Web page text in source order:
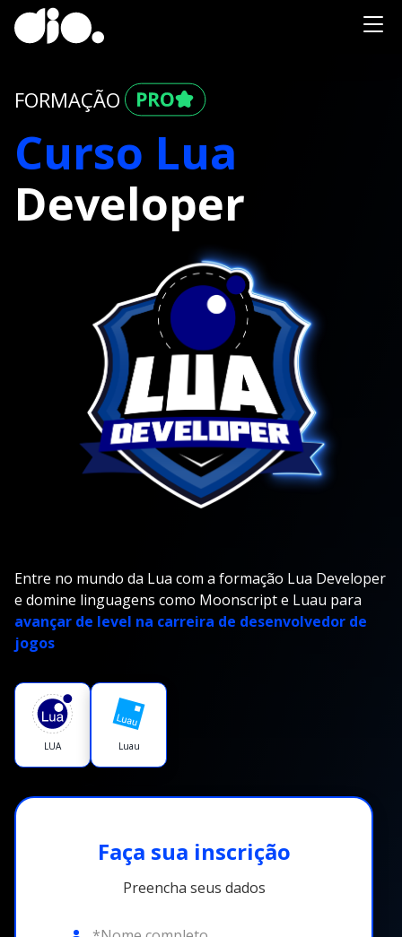
FORMAÇÃO
Curso Lua
Developer
Entre no mundo da Lua com a formação Lua Developer
e domine linguagens como Moonscript e Luau para
avançar de level na carreira de desenvolvedor de
jogos
LUA Luau
Faça sua inscrição
Preencha seus dados